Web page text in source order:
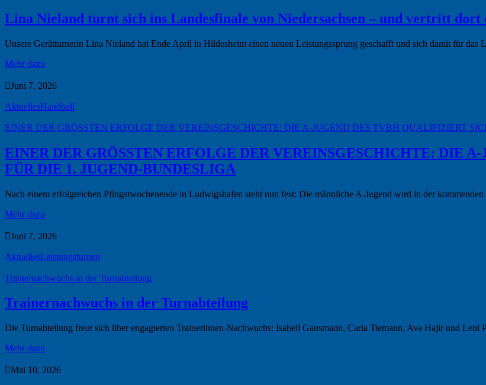
Lina Nieland turnt sich ins Landesfinale von Niedersachsen – und vertritt
Unsere Gerätturnerin Lina Nieland hat Ende April in Hildesheim einen neuen Leistungssprung geschafft und sich damit für das
Mehr dazu
Juni 7, 2026
AktuellesHandball
EINER DER GRÖSSTEN ERFOLGE DER VEREINSGESCHICHTE: DIE A-JUGEND DES TVBH QUALIFIZIERT
EINER DER GRÖSSTEN ERFOLGE DER VEREINSGESCHICHTE: DIE
FÜR DIE 1. JUGEND-BUNDESLIGA
Nach einem erfolgreichen Pfingstwochenende in Ludwigshafen steht nun fest: Die männliche A-Jugend wird in der
Mehr dazu
Juni 7, 2026
AktuellesLeistungsturnen
Trainernachwuchs in der Turnabteilung
Trainernachwuchs in der Turnabteilung
Die Turnabteilung freut sich über engagierten Trainerinnen-Nachwuchs: Isabell Gausmann, Carla Tiemann, Ava Hajir und Leni
Mehr dazu
Mai 10, 2026